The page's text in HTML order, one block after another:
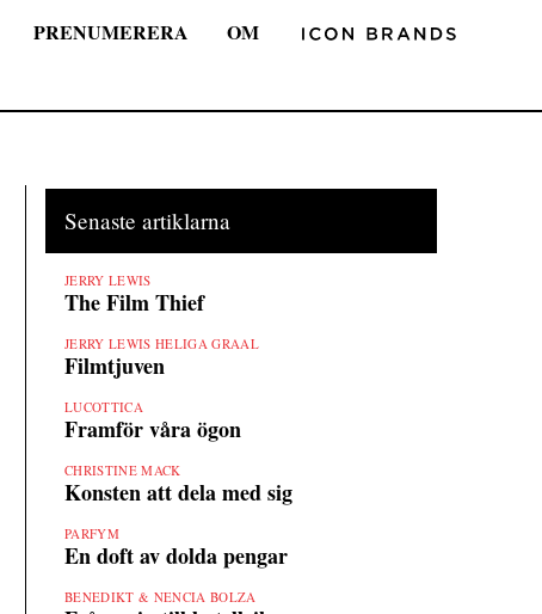
PRENUMERERA OM
Senaste artiklarna
JERRY LEWIS
The Film Thief
JERRY LEWIS HELIGA GRAAL
Filmtjuven
LUCOTTICA
Framför våra ögon
CHRISTINE MACK
Konsten att dela med sig
PARFYM
En doft av dolda pengar
BENEDIKT & NENCIA BOLZA